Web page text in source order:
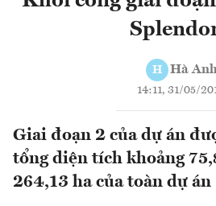
H Hà
14:11, 31/05/
Giai đoạn 2 của dự án
tổng diện tích khoảng
264,13 ha của toàn dự án